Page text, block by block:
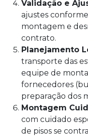
Validação e
ajustes
montagem e
contrato.
Planejamento
transporte das
equipe de
fornecedores
preparação dos
Montagem
com cuidado
de pisos se